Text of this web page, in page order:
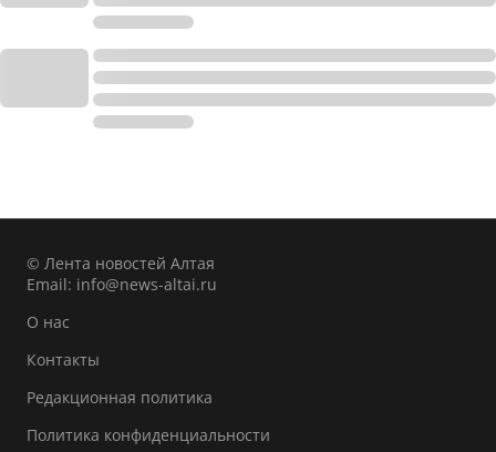
© Лента новостей Алтая
Email: info@news-altai.ru
О нас
Контакты
Редакционная политика
Политика конфиденциальности